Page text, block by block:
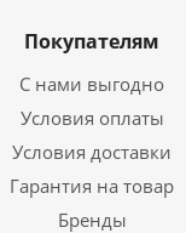
Покупателям
С нами выгодно
Условия оплаты
Условия доставки
Гарантия на товар
Бренды